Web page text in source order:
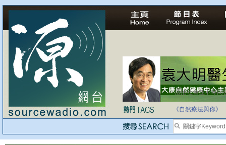
法治社會並不等同
自家教育合法化-
《自然療法與你》